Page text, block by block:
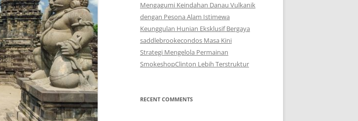
Mengagumi Keindahan Danau Vulkanik
dengan Pesona Alam Istimewa
Keunggulan Hunian Eksklusif Bergaya
saddlebrookecondos Masa Kini
Strategi Mengelola Permainan
SmokeshopClinton Lebih Terstruktur
RECENT COMMENTS